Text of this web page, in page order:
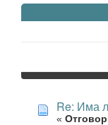
Re: Има
«